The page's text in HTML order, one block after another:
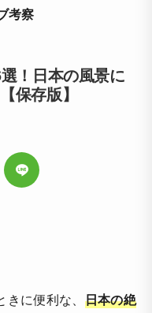
考察
！日本の風景に
保存版】
に便利な、 日本の絶